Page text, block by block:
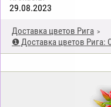
Доставка цветов Рига
❶ Доставка цветов Рига:
29.08.2023